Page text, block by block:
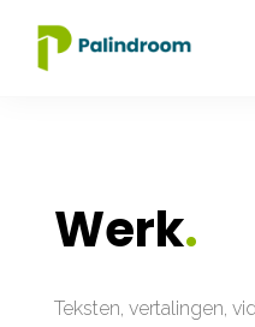
Werk.
Teksten, vertalingen,